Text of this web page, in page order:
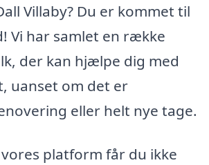
Villaby? Du er kommet til
Vi har samlet en række
der kan hjælpe dig med
uanset om det er
eller helt nye tage.
platform får du ikke